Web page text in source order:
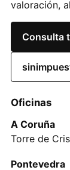
valoración,
Consulta
Oficinas
A Coruña
Torre de
Pontevedra